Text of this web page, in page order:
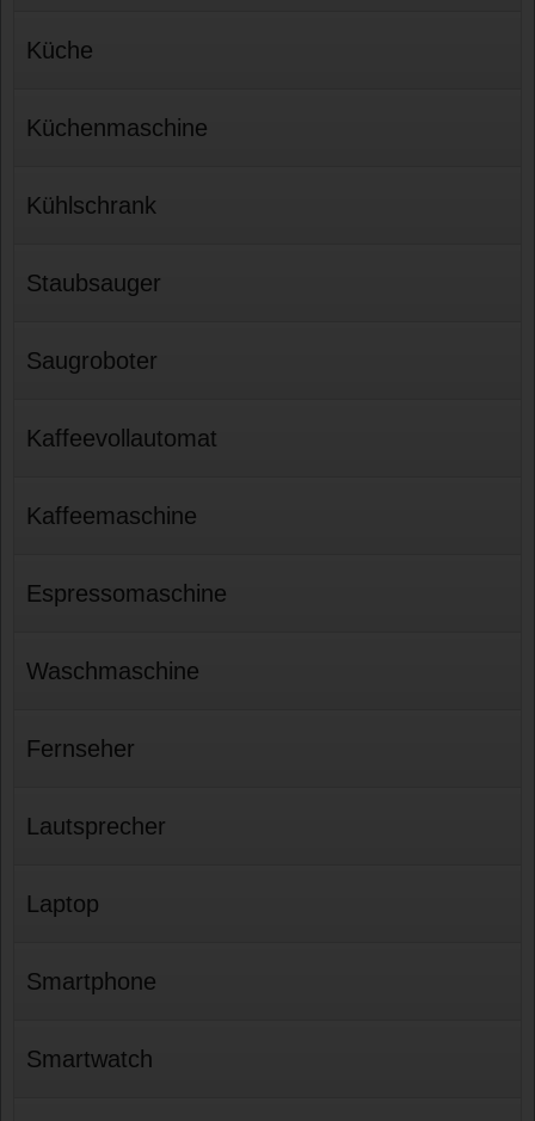
Küche
Küchenmaschine
Kühlschrank
Staubsauger
Saugroboter
Kaffeevollautomat
Kaffeemaschine
Espressomaschine
Waschmaschine
Fernseher
Lautsprecher
Laptop
Smartphone
Smartwatch